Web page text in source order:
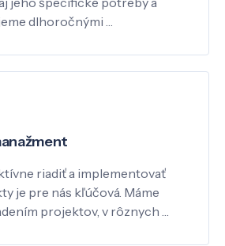
dlhoročnými …
riadiť a implementovať
je pre nás kľúčová. Máme
projektov, v rôznych …